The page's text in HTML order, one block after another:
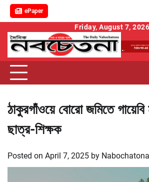
ePaper
content
Friday, August 7, 2026
ঠাকুরগাঁওয়ে বোরো জমিতে গায়েবি
ছাত্র-শিক্ষক
Posted on April 7, 2025 by